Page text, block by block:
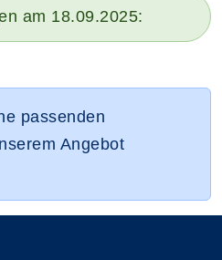
am 18.09.2025:
passenden
Angebot